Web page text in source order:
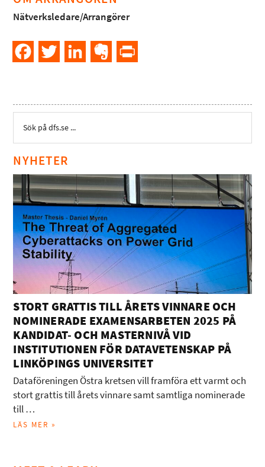
Nätverksledare/Arrangörer
FacebookTwitter LinkedInEvernote
NYHETER
STORT GRATTIS TILL ÅRETS VINNARE OCH
NOMINERADE EXAMENSARBETEN 2025 PÅ
KANDIDAT- OCH MASTERNIVÅ VID
INSTITUTIONEN FÖR DATAVETENSKAP PÅ
LINKÖPINGS UNIVERSITET
Dataföreningen Östra kretsen vill framföra ett varmt och
stort grattis till årets vinnare samt samtliga nominerade
till …
LÄS MER »